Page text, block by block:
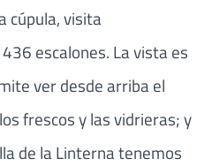
cúpula, visita
escalones. La vista es
ver desde arriba el
frescos y las vidrieras; y
de la Linterna tenemos